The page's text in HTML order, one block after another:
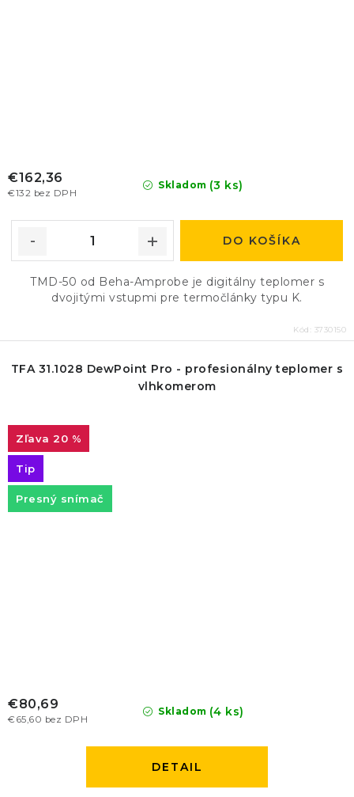
Skladom (3 ks)
€132 bez DPH
€162,36
DO KOŠÍKA
TMD-50 od Beha-Amprobe je digitálny teplomer s
dvojitými vstupmi pre termočlánky typu K.
Kód: 3730150
TFA 31.1028 DewPoint Pro - profesionálny teplomer s
vlhkomerom
20 %
Tip
Presný snímač
Skladom (4 ks)
€65,60 bez DPH
€80,69
DETAIL